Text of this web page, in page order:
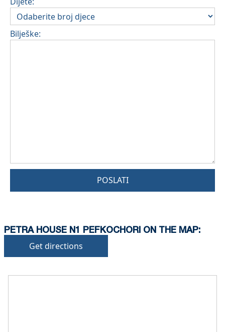
Bilješke:
POSLATI
PETRA HOUSE N1 PEFKOCHORI ON THE MAP:
Get directions